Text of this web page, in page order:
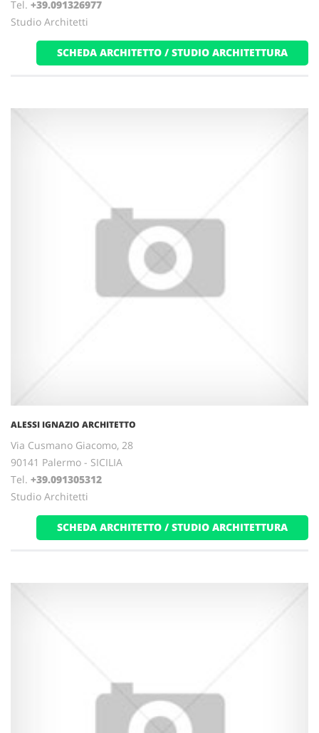
Tel. +39.091326977
Studio Architetti
SCHEDA ARCHITETTO / STUDIO ARCHITETTURA
ALESSI IGNAZIO ARCHITETTO
Via Cusmano Giacomo, 28
90141 Palermo - SICILIA
Tel. +39.091305312
Studio Architetti
SCHEDA ARCHITETTO / STUDIO ARCHITETTURA